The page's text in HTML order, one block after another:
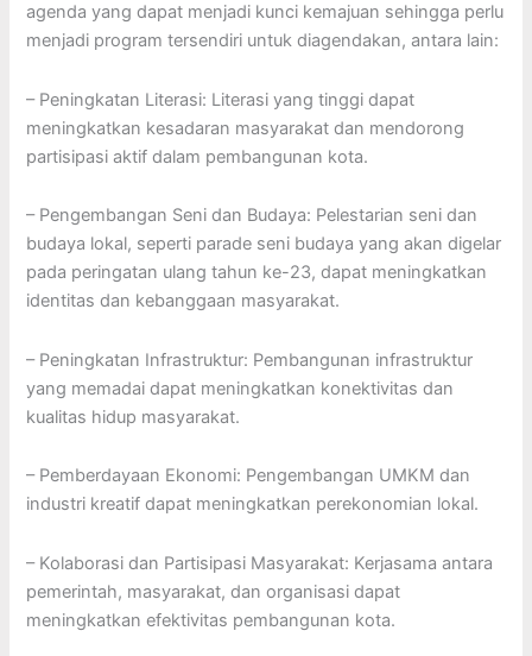
agenda yang dapat menjadi kunci kemajuan sehingga perlu
menjadi program tersendiri untuk diagendakan, antara lain:
– Peningkatan Literasi: Literasi yang tinggi dapat
meningkatkan kesadaran masyarakat dan mendorong
partisipasi aktif dalam pembangunan kota.
– Pengembangan Seni dan Budaya: Pelestarian seni dan
budaya lokal, seperti parade seni budaya yang akan digelar
pada peringatan ulang tahun ke-23, dapat meningkatkan
identitas dan kebanggaan masyarakat.
– Peningkatan Infrastruktur: Pembangunan infrastruktur
yang memadai dapat meningkatkan konektivitas dan
kualitas hidup masyarakat.
– Pemberdayaan Ekonomi: Pengembangan UMKM dan
industri kreatif dapat meningkatkan perekonomian lokal.
– Kolaborasi dan Partisipasi Masyarakat: Kerjasama antara
pemerintah, masyarakat, dan organisasi dapat
meningkatkan efektivitas pembangunan kota.